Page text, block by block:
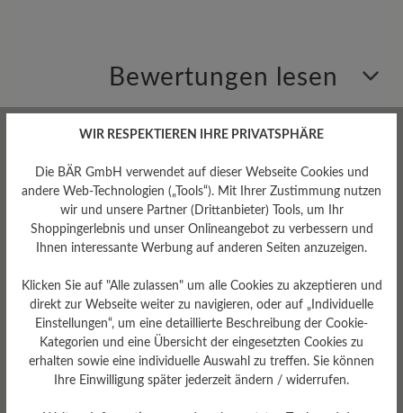
Bewertungen lesen
0 von 0 Bewertungen
Durchschnittliche Bewertung
Bewerten Sie dieses Produkt!
Teilen Sie Ihre Erfahrungen mit anderen
Kunden.
Bewertung schreiben
WIR RESPEKTIEREN IHRE PRIVATSPHÄRE
Die BÄR GmbH verwendet auf dieser Webseite Cookies und
andere Web-Technologien („Tools“). Mit Ihrer Zustimmung nutzen
wir und unsere Partner (Drittanbieter) Tools, um Ihr
Shoppingerlebnis und unser Onlineangebot zu verbessern und
Ihnen interessante Werbung auf anderen Seiten anzuzeigen.
Klicken Sie auf "Alle zulassen" um alle Cookies zu akzeptieren und
direkt zur Webseite weiter zu navigieren, oder auf „Individuelle
Einstellungen“, um eine detaillierte Beschreibung der Cookie-
Kategorien und eine Übersicht der eingesetzten Cookies zu
erhalten sowie eine individuelle Auswahl zu treffen. Sie können
Ihre Einwilligung später jederzeit ändern / widerrufen.